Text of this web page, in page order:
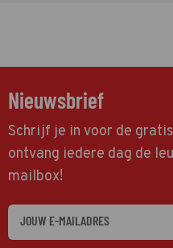
Nieuwsbrief
Schrijf je in voor de
ontvang iedere dag de
mailbox!